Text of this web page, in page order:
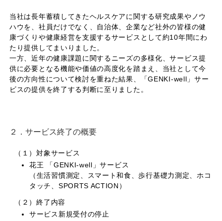
当社は長年蓄積してきたヘルスケアに関する研究成果やノウ
ハウを、社員だけでなく、自治体、企業など社外の皆様の健
康づくりや健康経営を支援するサービスとして約10年間にわ
たり提供してまいりました。
一方、近年の健康課題に関するニーズの多様化、サービス提
供に必要となる機能や価値の高度化を踏まえ、当社として今
後の方向性について検討を重ねた結果、「GENKI-well」サー
ビスの提供を終了する判断に至りました。
２．サービス終了の概要
（１）対象サービス
花王 「GENKI-well」サービス
（生活習慣測定、スマート和食、歩行基礎力測定、ホコ
タッチ、SPORTS ACTION）
（２）終了内容
サービス新規受付の停止